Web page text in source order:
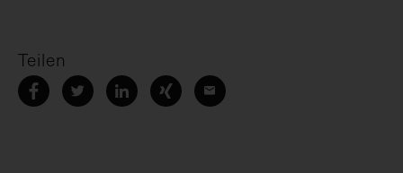
Teilen